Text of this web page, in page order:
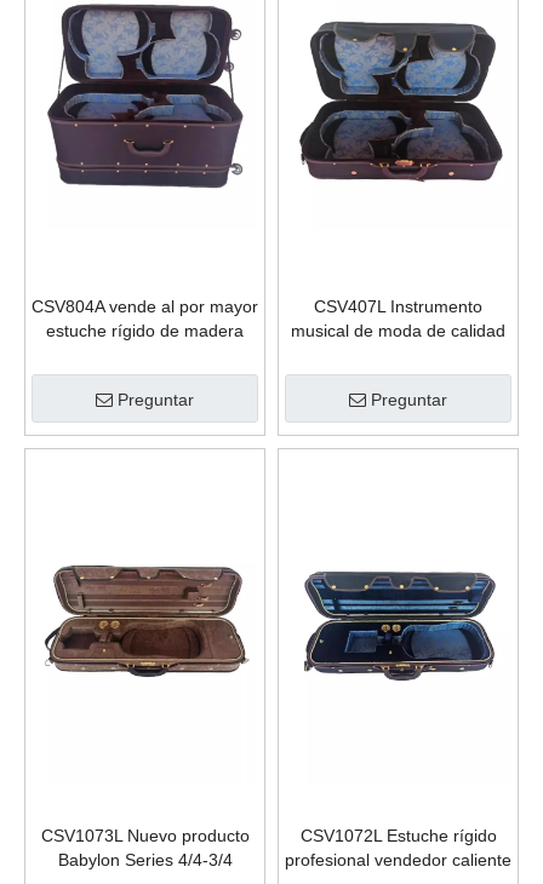
CSV804A vende al por mayor
estuche rígido de madera
violines 4/4 con rueda
Preguntar
CSV407L Instrumento
musical de moda de calidad
de madera 4/4 para cuatro
violines
Preguntar
CSV1073L Nuevo producto
Babylon Series 4/4-3/4
CSV1072L Estuche rígido
profesional vendedor caliente